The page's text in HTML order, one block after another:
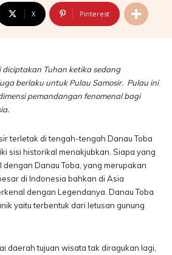
X Pinterest
diciptakan Tuhan ketika sedang
berlaku untuk Pulau Samosir. Pulau ini
pemandangan fenomenal bagi
terletak di tengah-tengah Danau Toba
sisi historikal menakjubkan. Siapa yang
dengan Danau Toba, yang merupakan
di Indonesia bahkan di Asia
dengan Legendanya. Danau Toba
yaitu terbentuk dari letusan gunung
daerah tujuan wisata tak diragukan lagi,